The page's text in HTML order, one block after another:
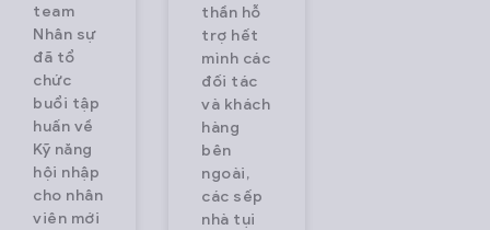
team
Nhân sự
đã tổ
chức
buổi tập
huấn về
Kỹ năng
hội nhập
cho nhân
viên mới
thần hỗ
trợ hết
mình các
đối tác
và khách
hàng
bên
ngoài,
các sếp
nhà tụi